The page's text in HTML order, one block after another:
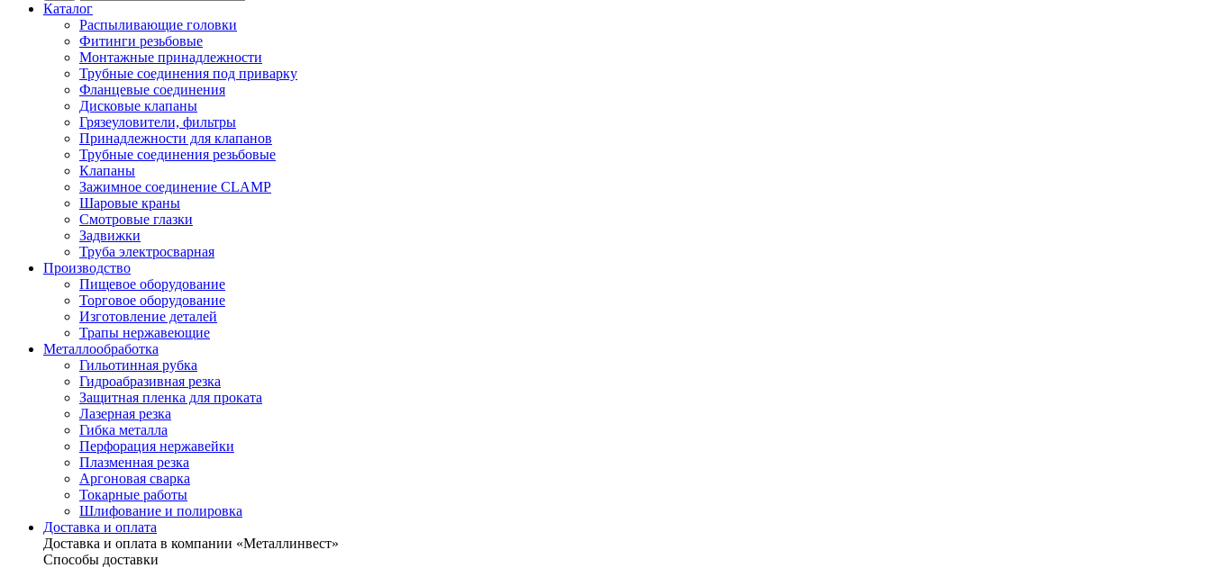
Каталог
Распыливающие головки
Фитинги резьбовые
Монтажные принадлежности
Трубные соединения под приварку
Фланцевые соединения
Дисковые клапаны
Грязеуловители, фильтры
Принадлежности для клапанов
Трубные соединения резьбовые
Клапаны
Зажимное соединение CLAMP
Шаровые краны
Смотровые глазки
Задвижки
Труба электросварная
Производство
Пищевое оборудование
Торговое оборудование
Изготовление деталей
Трапы нержавеющие
Металлообработка
Гильотинная рубка
Гидроабразивная резка
Защитная пленка для проката
Лазерная резка
Гибка металла
Перфорация нержавейки
Плазменная резка
Аргоновая сварка
Токарные работы
Шлифование и полировка
Доставка и оплата
Доставка и оплата в компании «Металлинвест»
Способы доставки